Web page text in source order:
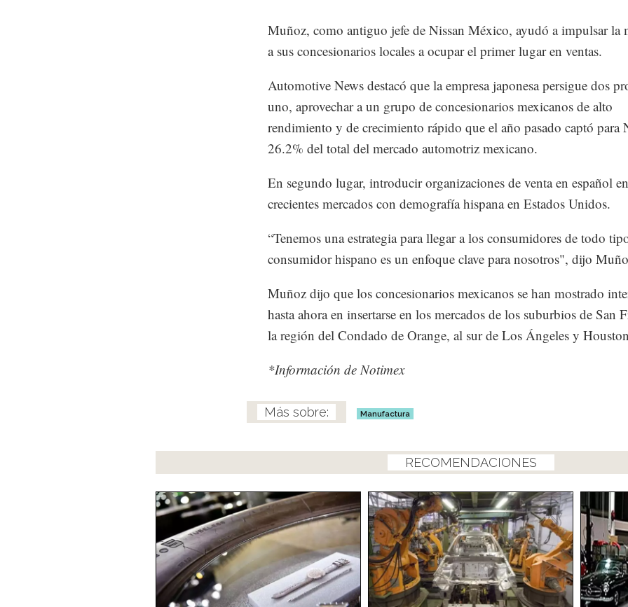
Muñoz, como antiguo jefe de Nissan México, ayudó a impulsar la
a sus concesionarios locales a ocupar el primer lugar en ventas.
Automotive News destacó que la empresa japonesa persigue dos
uno, aprovechar a un grupo de concesionarios mexicanos de alto
rendimiento y de crecimiento rápido que el año pasado captó para
26.2% del total del mercado automotriz mexicano.
En segundo lugar, introducir organizaciones de venta en español
crecientes mercados con demografía hispana en Estados Unidos.
“Tenemos una estrategia para llegar a los consumidores de todo
consumidor hispano es un enfoque clave para nosotros", dijo
Muñoz dijo que los concesionarios mexicanos se han mostrado
hasta ahora en insertarse en los mercados de los suburbios de San
la región del Condado de Orange, al sur de Los Ángeles y
*Información de Notimex
Manufactura
RECOMENDACIONES